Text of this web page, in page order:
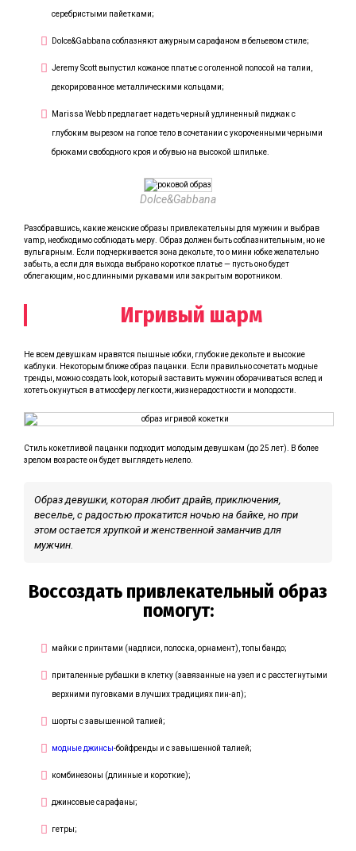
серебристыми пайетками;
Dolce&Gabbana соблазняют ажурным сарафаном в бельевом стиле;
Jeremy Scott выпустил кожаное платье с оголенной полосой на талии,
декорированное металлическими кольцами;
Marissa Webb предлагает надеть черный удлиненный пиджак с
глубоким вырезом на голое тело в сочетании с укороченными черными
брюками свободного кроя и обувью на высокой шпильке.
Dolce&Gabbana
Разобравшись, какие женские образы привлекательны для мужчин и выбрав
vamp, необходимо соблюдать меру. Образ должен быть соблазнительным, но не
вульгарным. Если подчеркивается зона декольте, то о мини юбке желательно
забыть, а если для выхода выбрано короткое платье — пусть оно будет
облегающим, но с длинными рукавами или закрытым воротником.
Игривый шарм
Не всем девушкам нравятся пышные юбки, глубокие декольте и высокие
каблуки. Некоторым ближе образ пацанки. Если правильно сочетать модные
тренды, можно создать look, который заставить мужчин оборачиваться вслед и
хотеть окунуться в атмосферу легкости, жизнерадостности и молодости.
Стиль кокетливой пацанки подходит молодым девушкам (до 25 лет). В более
зрелом возрасте он будет выглядеть нелепо.
Образ девушки, которая любит драйв, приключения,
веселье, с радостью прокатится ночью на байке, но при
этом остается хрупкой и женственной заманчив для
мужчин.
Воссоздать привлекательный образ
помогут:
майки с принтами (надписи, полоска, орнамент), топы бандо;
приталенные рубашки в клетку (завязанные на узел и с расстегнутыми
верхними пуговками в лучших традициях пин-ап);
шорты с завышенной талией;
модные джинсы-бойфренды и с завышенной талией;
комбинезоны (длинные и короткие);
джинсовые сарафаны;
гетры;